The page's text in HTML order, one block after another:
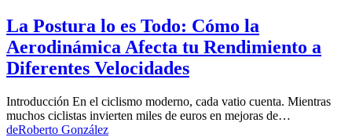
La Postura lo es Todo: Cómo la
Aerodinámica Afecta tu Rendimiento a
Diferentes Velocidades
Introducción En el ciclismo moderno, cada vatio cuenta. Mientras
muchos ciclistas invierten miles de euros en mejoras de…
deRoberto González